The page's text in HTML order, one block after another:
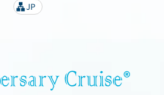
lan
g
JP